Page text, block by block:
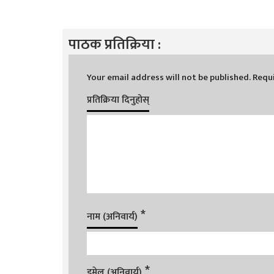
पाठक प्रतिक्रिया :
Your email address will not be published.
प्रतिक्रिया दिनुहोस्
नाम (अनिवार्य) *